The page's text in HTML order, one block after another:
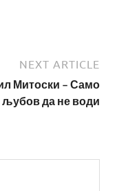
NEXT ARTICLE
Митоски – Само
љубов да не води